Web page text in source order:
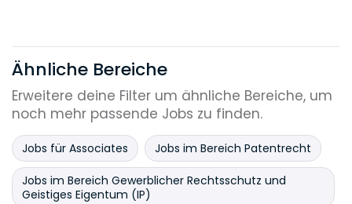
Ähnliche Bereiche
Erweitere deine Filter um ähnliche Bereiche, um
noch mehr passende Jobs zu finden.
Jobs für Associates Jobs im Bereich Patentrecht
Jobs im Bereich Gewerblicher Rechtsschutz und
Geistiges Eigentum (IP)